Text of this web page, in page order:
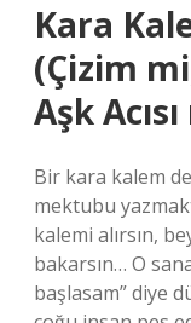
Kara
(Çizim
Aşk Acısı
Bir kara kalem
mektubu
kalemi alırsın,
bakarsın… O
başlasam” diye